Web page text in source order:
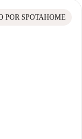
POR SPOTAHOME